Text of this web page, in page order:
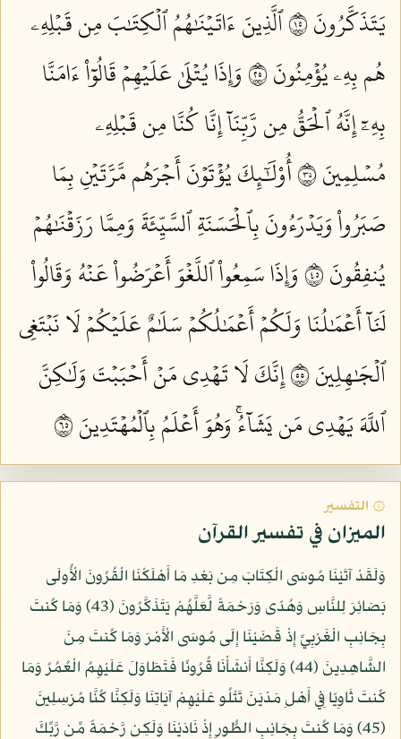
يَتَذَكَّرُونَ ٥١
ٱلَّذِينَ ءَاتَيۡنَٰهُمُ ٱلۡكِتَٰبَ مِن قَبۡلِهِۦ
هُم بِهِۦ يُؤۡمِنُونَ ٥٢
وَإِذَا يُتۡلَىٰ عَلَيۡهِمۡ قَالُوٓاْ ءَامَنَّا
بِهِۦٓ إِنَّهُ ٱلۡحَقُّ مِن رَّبِّنَآ إِنَّا كُنَّا مِن قَبۡلِهِۦ
مُسۡلِمِينَ ٥٣
أُوْلَٰٓئِكَ يُؤۡتَوۡنَ أَجۡرَهُم مَّرَّتَيۡنِ بِمَا
صَبَرُواْ وَيَدۡرَءُونَ بِٱلۡحَسَنَةِ ٱلسَّيِّئَةَ وَمِمَّا رَزَقۡنَٰهُمۡ
يُنفِقُونَ ٥٤
وَإِذَا سَمِعُواْ ٱللَّغۡوَ أَعۡرَضُواْ عَنۡهُ وَقَالُواْ
لَنَآ أَعۡمَٰلُنَا وَلَكُمۡ أَعۡمَٰلُكُمۡ سَلَٰمٌ عَلَيۡكُمۡ لَا نَبۡتَغِي
ٱلۡجَٰهِلِينَ ٥٥
إِنَّكَ لَا تَهۡدِي مَنۡ أَحۡبَبۡتَ وَلَٰكِنَّ
ٱللَّهَ يَهۡدِي مَن يَشَآءُۚ وَهُوَ أَعۡلَمُ بِٱلۡمُهۡتَدِينَ ٥٦
۞ التفسير
الميزان في تفسير القرآن
وَلَقَدْ آتَيْنَا مُوسَى الْكِتَابَ مِن بَعْدِ مَا أَهْلَكْنَا الْقُرُونَ الْأُولَى
بَصَائِرَ لِلنَّاسِ وَهُدًى وَرَحْمَةً لَّعَلَّهُمْ يَتَذَكَّرُونَ (43) وَمَا كُنتَ
بِجَانِبِ الْغَرْبِيِّ إِذْ قَضَيْنَا إِلَى مُوسَى الْأَمْرَ وَمَا كُنتَ مِنَ
الشَّاهِدِينَ (44) وَلَكِنَّا أَنشَأْنَا قُرُونًا فَتَطَاوَلَ عَلَيْهِمُ الْعُمُرُ وَمَا
كُنتَ ثَاوِيًا فِي أَهْلِ مَدْيَنَ تَتْلُو عَلَيْهِمْ آيَاتِنَا وَلَكِنَّا كُنَّا مُرْسِلِينَ
(45) وَمَا كُنتَ بِجَانِبِ الطُّورِ إِذْ نَادَيْنَا وَلَكِن رَّحْمَةً مِّن رَّبِّكَ